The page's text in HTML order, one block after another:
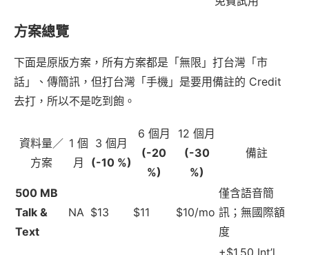
方案總覽
下面是原版方案，所有方案都是「無限」打台灣「市
話」、傳簡訊，但打台灣「手機」是要用備註的 Credit
去打，所以不是吃到飽。
資料量／
方案
1 個
月
3 個月
(-10 %)
6 個月
(-20
%)
12 個月
(-30
%)
備註
500 MB
Talk &
Text
NA $13 $11 $10/mo
僅含語音簡
訊；無國際額
度
+$1.50 Int’l